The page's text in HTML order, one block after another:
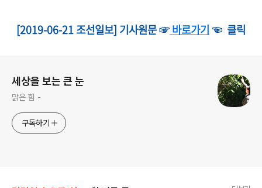
[2019-06-21 조선일보] 기사원문 ☞바로가기☜ 클릭
세상을 보는 큰 눈
맑은 힘 -
구독하기